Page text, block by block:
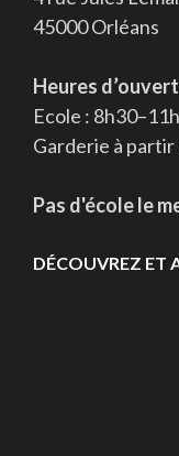
45000 Orléans
Heures
Ecole :
Garderie à
Pas d'école le
DÉCOUVREZ ET